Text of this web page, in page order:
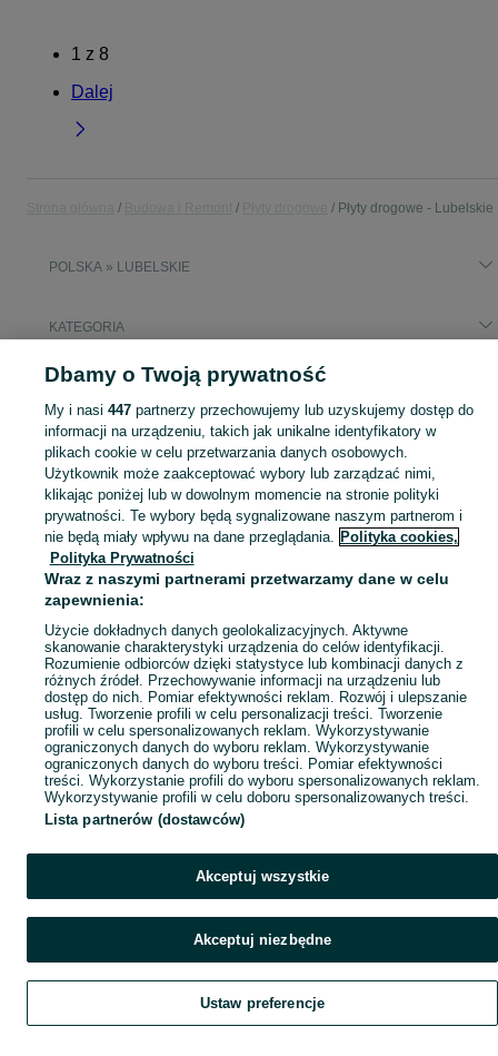
1 z 8
Dalej
Płyty drogowe - Lubelskie
POLSKA » LUBELSKIE
KATEGORIA
Popularne wyszukiwania
plyty chodnikowe
Sprzedaż płyt drogowych betonowych Lubelskie ▶️ Szeroki wybór produktów ✅ Nowe i używane w atrakcyjnych cenach ✌ Sprawdź oferty i kupuj na OLX.pl! Zobacz
Mapa kategorii
Mapa miejscowości
Mapa ministron
Szukaj Obserwujesz Dodaj Czat Konto
Dbamy o Twoją prywatność
My i nasi 447partnerzy przechowujemy lub uzyskujemy dostęp do
informacji na urządzeniu, takich jak unikalne identyfikatory w
plikach cookie w celu przetwarzania danych osobowych.
Użytkownik może zaakceptować wybory lub zarządzać nimi,
klikając poniżej lub w dowolnym momencie na stronie polityki
prywatności. Te wybory będą sygnalizowane naszym partnerom i
nie będą miały wpływu na dane przeglądania. Polityka cookies,
Polityka Prywatności
Wraz z naszymi partnerami przetwarzamy dane w celu
zapewnienia:
Użycie dokładnych danych geolokalizacyjnych. Aktywne
skanowanie charakterystyki urządzenia do celów identyfikacji.
Rozumienie odbiorców dzięki statystyce lub kombinacji danych z
różnych źródeł. Przechowywanie informacji na urządzeniu lub
dostęp do nich. Pomiar efektywności reklam. Rozwój i ulepszanie
usług. Tworzenie profili w celu personalizacji treści. Tworzenie
profili w celu spersonalizowanych reklam. Wykorzystywanie
ograniczonych danych do wyboru reklam. Wykorzystywanie
ograniczonych danych do wyboru treści. Pomiar efektywności
treści. Wykorzystanie profili do wyboru spersonalizowanych reklam.
Wykorzystywanie profili w celu doboru spersonalizowanych treści.
Lista partnerów (dostawców)
Akceptuj wszystkie
Akceptuj niezbędne
Ustaw preferencje